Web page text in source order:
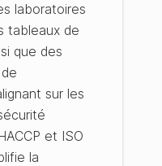
laboratoires
tableaux de
que des
sur les
et ISO
la